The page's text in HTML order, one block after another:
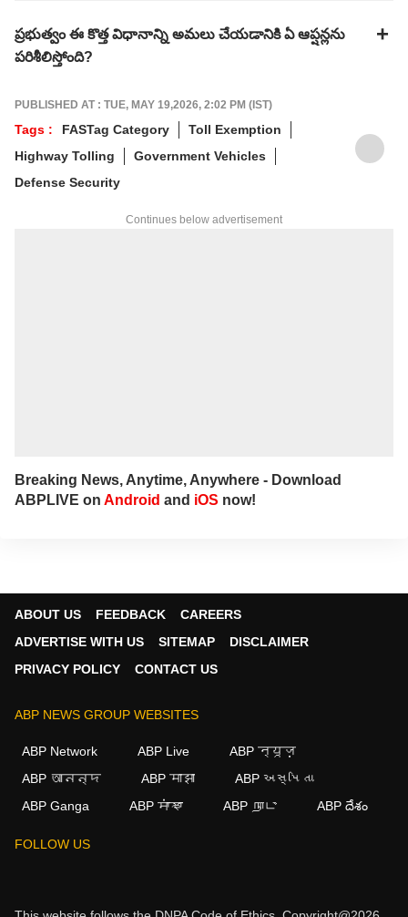
ప్రభుత్వం ఈ కొత్త విధానాన్ని అమలు చేయడానికి ఏ ఆప్షన్లను
పరిశీలిస్తోంది?
PUBLISHED AT : TUE, MAY 19,2026, 2:02 PM (IST)
Tags : FASTag Category
Toll Exemption
Highway Tolling
Government Vehicles
Defense Security
Continues below advertisement
Breaking News, Anytime, Anywhere - Download
ABPLIVE on Android and iOS now!
ABOUT US FEEDBACK
CAREERS
ADVERTISE WITH US
SITEMAP
DISCLAIMER
PRIVACY POLICY
CONTACT US
ABP NEWS GROUP WEBSITES
ABP Network ABP Live
ABP न्यूज़
ABP আনন্দ
ABP माझा
ABP અસ્મિતા
ABP Ganga
ABP ਸਾਂਝਾ ABP நாடு ABP దేశం
FOLLOW US